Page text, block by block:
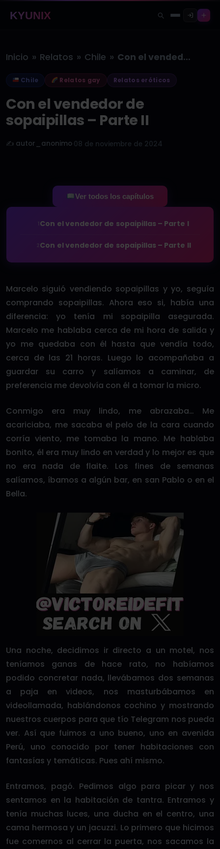
KYUNIX
Inicio » Relatos » Chile » Con el vendedor de sopaipillas –…
Chile Relatos gay Relatos eróticos
Con el vendedor de
sopaipillas – Parte II
✍️ autor_anonimo 08 de noviembre de 2024
Ver todos los capítulos
Con el vendedor de sopaipillas – Parte I
Con el vendedor de sopaipillas – Parte II
Marcelo siguió vendiendo sopaipillas y yo, seguía
comprando sopaipillas. Ahora eso si, había una
diferencia: yo tenía mi sopaipilla asegurada.
Marcelo me hablaba cerca de mi hora de salida y
yo me quedaba con él hasta que vendía todo,
cerca de las 21 horas. Luego lo acompañaba a
guardar su carro y salíamos a caminar, de
preferencia me devolvía con él a tomar la micro.
Conmigo era muy lindo, me abrazaba… Me
acariciaba, me sacaba el pelo de la cara cuando
corría viento, me tomaba la mano. Me hablaba
bonito, él era muy lindo en verdad y lo mejor es que
no era nada de flaite. Los fines de semanas
salíamos, íbamos a algún bar, en san Pablo o en el
Bella.
Una noche, decidimos ir directo a un motel, nos
teníamos ganas de hace rato, no habíamos
podido concretar nada, llevábamos dos semanas
a paja en videos, nos masturbábamos en
videollamada, hablándonos cochino y mostrando
nuestros cuerpos para que tío Telegram nos pueda
ver. Así que fuimos a uno bueno, uno en avenida
Perú, uno conocido por tener habitaciones con
fantasías y temáticas. Pues ahí mismo.
Entramos, pagó. Pedimos algo para picar y nos
sentamos en la habitación de tantra. Entramos y
tenía muchas luces, una ducha en el centro, una
cama hermosa y un jacuzzi. Lo primero que hicimos
fue comernos al cerrar la puerta, nos sacamos la